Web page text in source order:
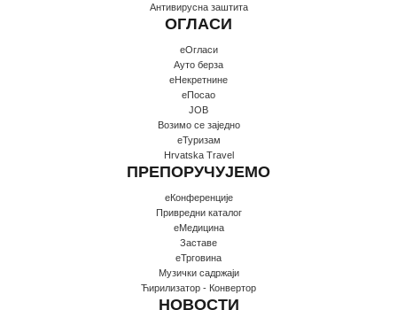
Антивирусна заштита
ОГЛАСИ
еОгласи
Ауто берза
еНекретнине
еПосао
JOB
Возимо се заједно
еТуризам
Hrvatska Travel
ПРЕПОРУЧУЈЕМО
еКонференције
Привредни каталог
еМедицина
Заставе
еТрговина
Музички садржаји
Ћирилизатор - Конвертор
НОВОСТИ